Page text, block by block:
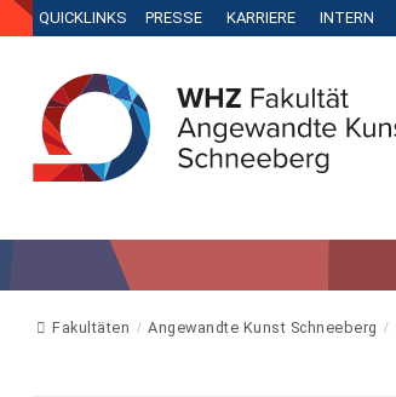
QUICKLINKS PRESSE KARRIERE INTERN
Fakultäten Angewandte Kunst Schneeberg